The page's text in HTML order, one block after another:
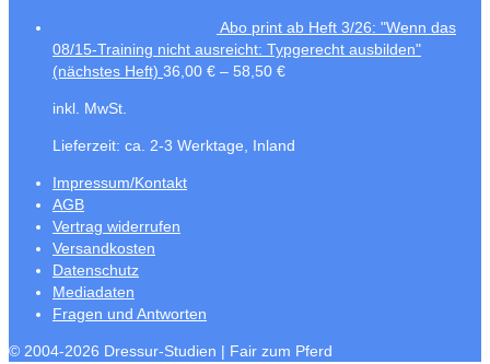
Abo print ab Heft 3/26: "Wenn das
08/15-Training nicht ausreicht: Typgerecht ausbilden"
(nächstes Heft) 36,00 € – 58,50 €
inkl. MwSt.
Lieferzeit: ca. 2-3 Werktage, Inland
Impressum/Kontakt
AGB
Vertrag widerrufen
Versandkosten
Datenschutz
Mediadaten
Fragen und Antworten
© 2004-2026 Dressur-Studien | Fair zum Pferd